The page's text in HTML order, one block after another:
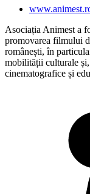
Asociația Animest a
promovarea filmului
românești, în
mobilității culturale
cinematografice și